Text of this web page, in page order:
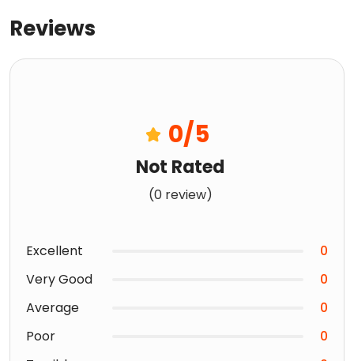
Reviews
0/5
Not Rated
(0 review)
Excellent
0
Very Good
0
Average
0
Poor
0